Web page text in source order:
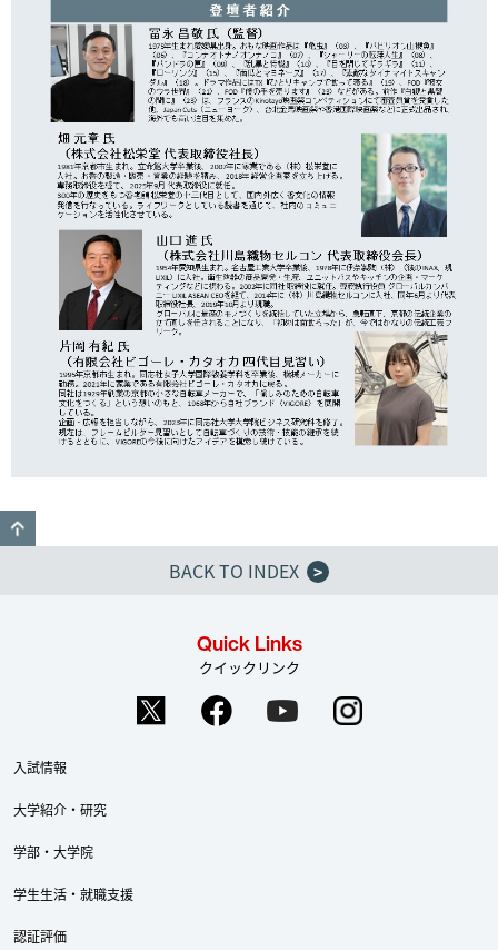
BACK TO INDEX
>
Quick Links
クイックリンク
入試情報
大学紹介・研究
学部・大学院
学生生活・就職支援
認証評価